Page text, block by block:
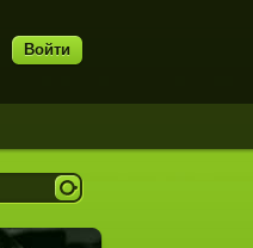
Войти